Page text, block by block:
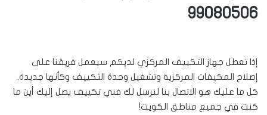
99080506
إذا تعطل جهاز التكييف المركزي لديكم سيعمل فريقنا على
إصلاح المكيفات المركزية وتشغيل وحدة التكييف وكأنها جديدة.
كل ما عليك هو الاتصال بنا لنرسل لك فني تكييف يصل إليك أين ما
كنت في جميع مناطق الكويت!